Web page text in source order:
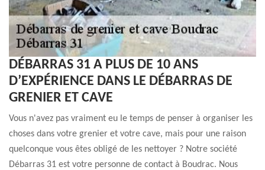
DÉBARRAS 31 A PLUS DE 10 ANS
D’EXPÉRIENCE DANS LE DÉBARRAS DE
GRENIER ET CAVE
Vous n'avez pas vraiment eu le temps de penser à organiser les
choses dans votre grenier et votre cave, mais pour une raison
quelconque vous êtes obligé de les nettoyer ? Notre société
Débarras 31 est votre personne de contact à Boudrac. Nous